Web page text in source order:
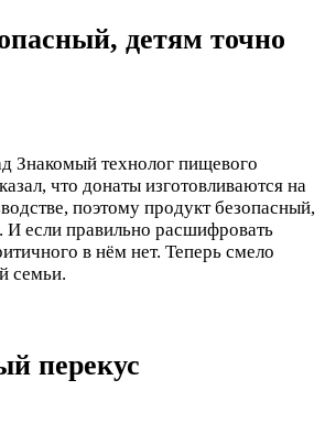
детям точно
Знакомый технолог пищевого
что донаты изготовливаются на
поэтому продукт безопасный,
если правильно расшифровать
в нём нет. Теперь смело
семьи.
перекус